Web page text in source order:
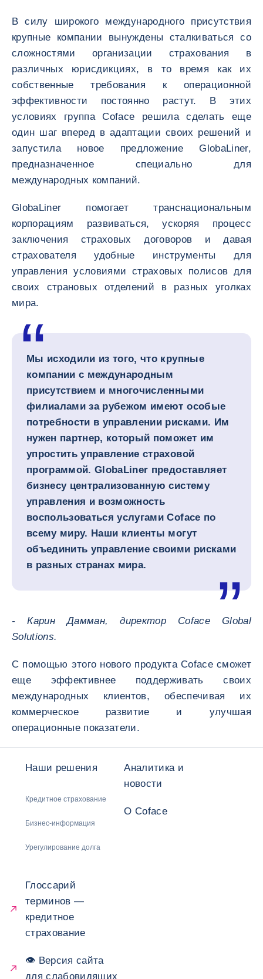
В силу широкого международного присутствия
крупные компании вынуждены сталкиваться со
сложностями организации страхования в
различных юрисдикциях, в то время как их
собственные требования к операционной
эффективности постоянно растут. В этих
условиях группа Coface решила сделать еще
один шаг вперед в адаптации своих решений и
запустила новое предложение GlobaLiner,
предназначенное специально для
международных компаний.
GlobaLiner помогает транснациональным
корпорациям развиваться, ускоряя процесс
заключения страховых договоров и давая
страхователя удобные инструменты для
управления условиями страховых полисов для
своих страновых отделений в разных уголках
мира.
Мы исходили из того, что крупные
компании с международным
присутствием и многочисленными
филиалами за рубежом имеют особые
потребности в управлении рисками. Им
нужен партнер, который поможет им
упростить управление страховой
программой. GlobaLiner предоставляет
бизнесу централизованную систему
управления и возможность
воспользоваться услугами Coface по
всему миру. Наши клиенты могут
объединить управление своими рисками
в разных странах мира.
- Карин Дамман, директор Coface Global
Solutions.
С помощью этого нового продукта Coface сможет
еще эффективнее поддерживать своих
международных клиентов, обеспечивая их
коммерческое развитие и улучшая
операционные показатели.
Наши решения
Кредитное страхование
Бизнес-информация
Урегулирование долга
Аналитика и
новости
О Coface
Глоссарий
терминов —
кредитное
страхование
👁 Версия сайта
для слабовидящих